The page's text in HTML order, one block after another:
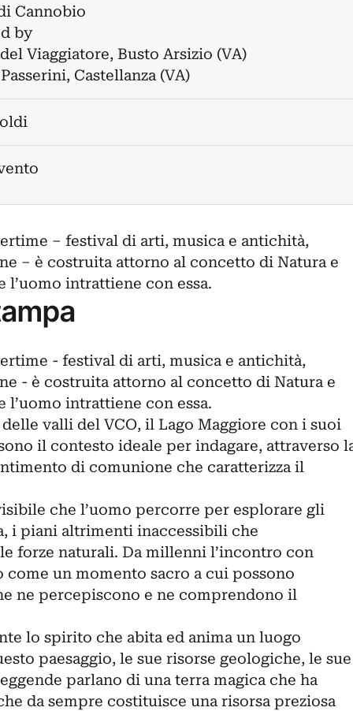
Cannobio
by
Viaggiatore, Busto Arsizio (VA)
Castellanza (VA)
– festival di arti, musica e antichità,
– è costruita attorno al concetto di Natura e
intrattiene con essa.
- festival di arti, musica e antichità,
- è costruita attorno al concetto di Natura e
intrattiene con essa.
valli del VCO, il Lago Maggiore con i suoi
il contesto ideale per indagare, attraverso
di comunione che caratterizza il
che l’uomo percorre per esplorare gli
i piani altrimenti inaccessibili che
forze naturali. Da millenni l’incontro con
come un momento sacro a cui possono
ne percepiscono e ne comprendono il
lo spirito che abita ed anima un luogo
paesaggio, le sue risorse geologiche, le sue
parlano di una terra magica che ha
da sempre costituisce una risorsa preziosa